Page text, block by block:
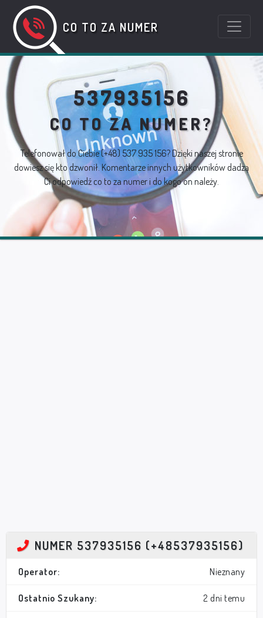
CO TO ZA NUMER
537935156
CO TO ZA NUMER?
Telefonował do Ciebie(+48) 537 935 156? Dzięki naszej stronie
dowiesz się kto dzwonił. Komentarze innych użytkowników dadzą
Ci odpowiedź co to za numer i do kogo on należy.
NUMER 537935156 (+48537935156)
Operator: Nieznany
Ostatnio Szukany: 2 dni temu